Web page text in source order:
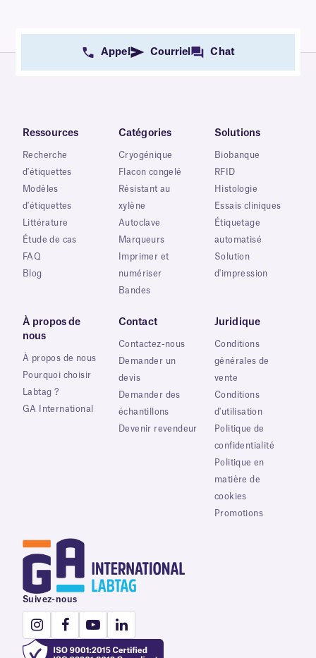
Appel Courriel Chat
Ressources
Recherche
d'étiquettes
Modèles
d'étiquettes
Littérature
Étude de cas
FAQ
Blog
Catégories
Cryogénique
Flacon congelé
Résistant au
xylène
Autoclave
Marqueurs
Imprimer et
numériser
Bandes
Solutions
Biobanque
RFID
Histologie
Essais cliniques
Étiquetage
automatisé
Solution
d'impression
À propos de
nous
À propos de nous
Pourquoi choisir
Labtag ?
GA International
Contact
Contactez-nous
Demander un
devis
Demander des
échantillons
Devenir revendeur
Juridique
Conditions
générales de
vente
Conditions
d'utilisation
Politique de
confidentialité
Politique en
matière de
cookies
Promotions
Suivez-nous